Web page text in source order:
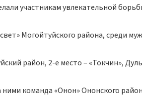
участникам увлекательной
Могойтуйского района, среди
район, 2-е место – «Токчин»,
команда «Онон» Ононского